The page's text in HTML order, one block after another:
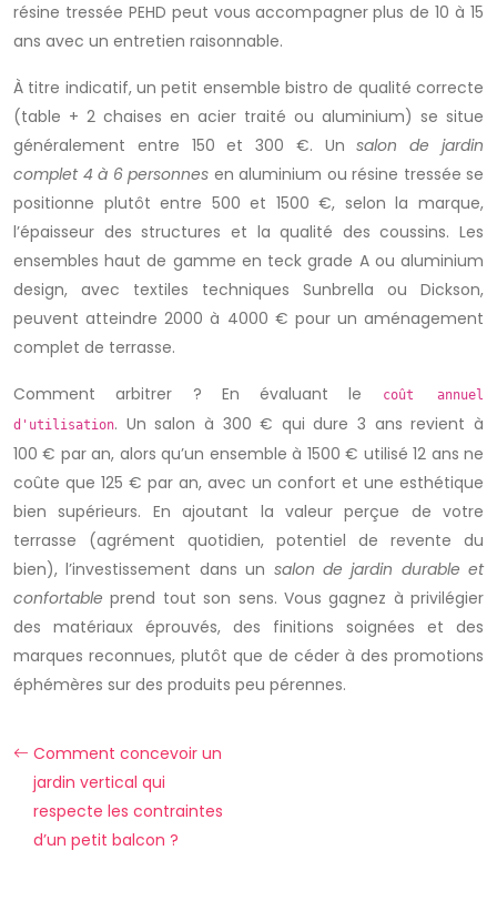
résine tressée PEHD peut vous accompagner plus de 10 à 15
ans avec un entretien raisonnable.
À titre indicatif, un petit ensemble bistro de qualité correcte
(table + 2 chaises en acier traité ou aluminium) se situe
généralement entre 150 et 300 €. Unsalon de jardin
complet 4 à 6 personnes en aluminium ou résine tressée se
positionne plutôt entre 500 et 1500 €, selon la marque,
l’épaisseur des structures et la qualité des coussins. Les
ensembles haut de gamme en teck grade A ou aluminium
design, avec textiles techniques Sunbrella ou Dickson,
peuvent atteindre 2000 à 4000 € pour un aménagement
complet de terrasse.
Comment arbitrer ? En évaluant le
coût annuel
d'utilisation. Un salon à 300 € qui dure 3 ans revient à
100 € par an, alors qu’un ensemble à 1500 € utilisé 12 ans ne
coûte que 125 € par an, avec un confort et une esthétique
bien supérieurs. En ajoutant la valeur perçue de votre
terrasse (agrément quotidien, potentiel de revente du
bien), l’investissement dans un salon de jardin durable et
confortable prend tout son sens. Vous gagnez à privilégier
des matériaux éprouvés, des finitions soignées et des
marques reconnues, plutôt que de céder à des promotions
éphémères sur des produits peu pérennes.
Comment concevoir un
jardin vertical qui
respecte les contraintes
d’un petit balcon ?